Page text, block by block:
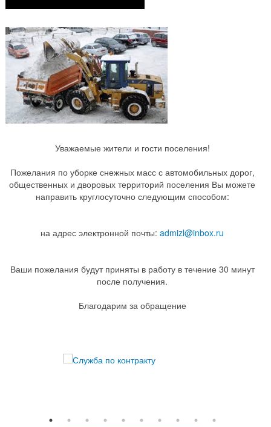
Уважаемые жители и гости поселения!
Пожелания по уборке снежных масс с автомобильных дорог,
общественных и дворовых территорий поселения Вы можете
направить круглосуточно следующим способом:
на адрес электронной почты: admizl@inbox.ru
Ваши пожелания будут приняты в работу в течение 30 минут
после получения.
Благодарим за обращение